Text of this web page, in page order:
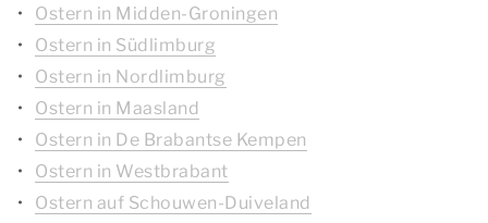
Ostern in Midden-Groningen
Ostern in Südlimburg
Ostern in Nordlimburg
Ostern in Maasland
Ostern in De Brabantse Kempen
Ostern in Westbrabant
Ostern auf Schouwen-Duiveland